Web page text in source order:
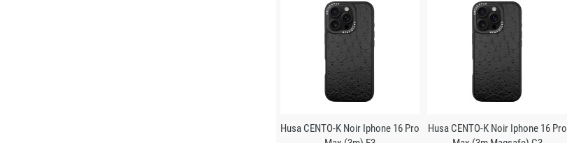
Husa CENTO-K Noir Iphone 16 Pro
Husa CENTO-K Noir Iphone 16 Pro